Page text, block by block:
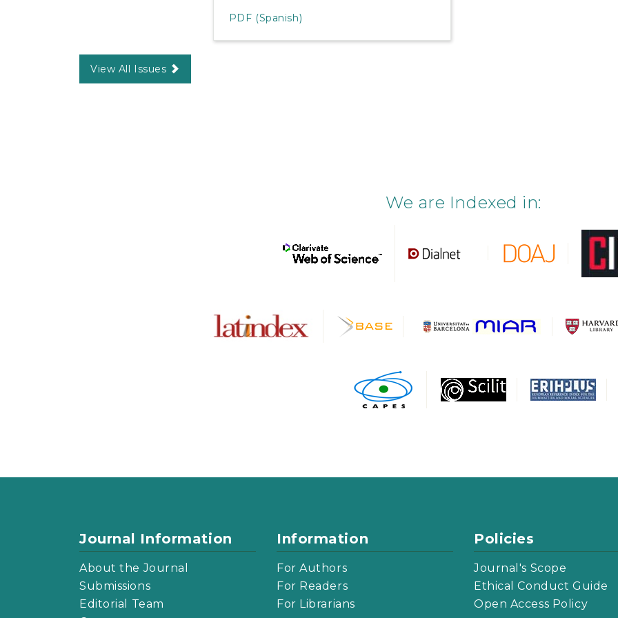
PDF (Spanish)
View All Issues
We are Indexed in:
Journal Information
About the Journal
Submissions
Editorial Team
Information
For Authors
For Readers
For Librarians
Policies
Journal's Scope
Ethical Conduct Guide
Open Access Policy